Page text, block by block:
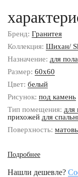
Бренд: Гранитея
Коллекция: Шихан/
Назначение: для пола
Размер: 60x60
Цвет: белый
Рисунок: под камень
Тип помещения: для
прихожей для
Поверхность:
Подробнее
Нашли дешевле?